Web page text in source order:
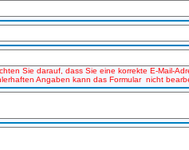
Sie darauf, dass Sie eine korrekte E-Mail-
Angaben kann das Formular nicht